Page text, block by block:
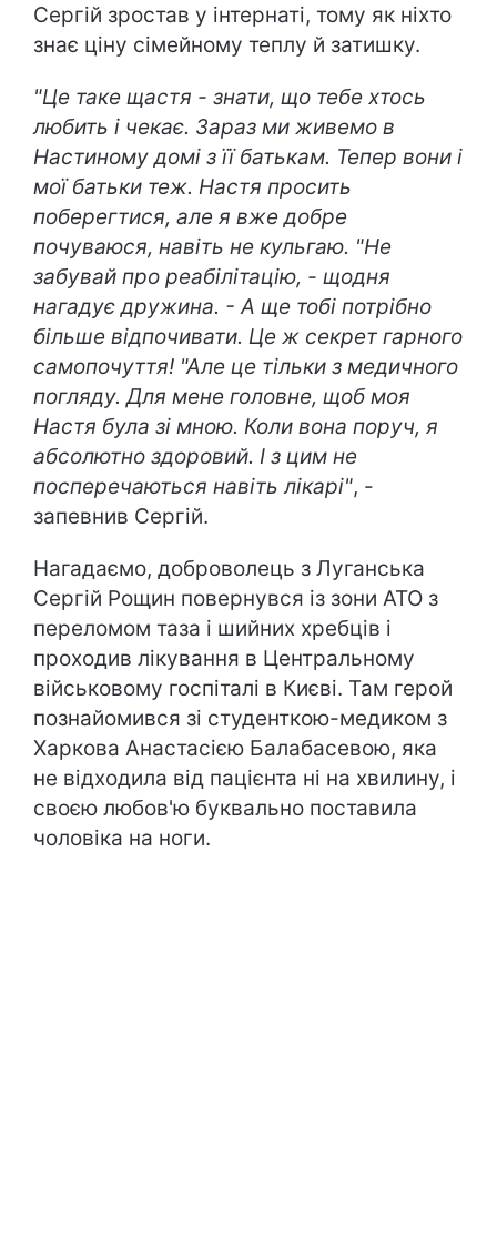
Сергій зростав у інтернаті, тому як ніхто
знає ціну сімейному теплу й затишку.
"Це таке щастя - знати, що тебе хтось
любить і чекає. Зараз ми живемо в
Настиному домі з її батькам. Тепер вони і
мої батьки теж. Настя просить
поберегтися, але я вже добре
почуваюся, навіть не кульгаю. "Не
забувай про реабілітацію, - щодня
нагадує дружина. - А ще тобі потрібно
більше відпочивати. Це ж секрет гарного
самопочуття! "Але це тільки з медичного
погляду. Для мене головне, щоб моя
Настя була зі мною. Коли вона поруч, я
абсолютно здоровий. І з цим не
посперечаються навіть лікарі", -
запевнив Сергій.
Нагадаємо, доброволець з Луганська
Сергій Рощин повернувся із зони АТО з
переломом таза і шийних хребців і
проходив лікування в Центральному
військовому госпіталі в Києві. Там герой
познайомився зі студенткою-медиком з
Харкова Анастасією Балабасевою, яка
не відходила від пацієнта ні на хвилину, і
своєю любов'ю буквально поставила
чоловіка на ноги.